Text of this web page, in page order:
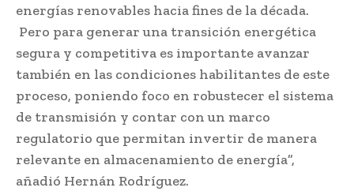
energías renovables hacia fines de la década.
Pero para generar una transición energética
segura y competitiva es importante avanzar
también en las condiciones habilitantes de este
proceso, poniendo foco en robustecer el sistema
de transmisión y contar con un marco
regulatorio que permitan invertir de manera
relevante en almacenamiento de energía”,
añadió Hernán Rodríguez.